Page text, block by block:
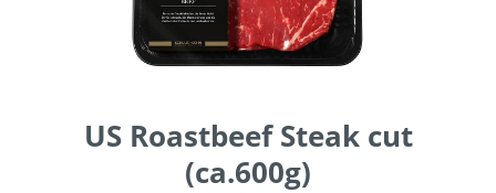
US Roastbeef Steak cut
(ca.600g)